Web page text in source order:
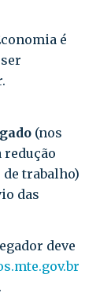
é
(nos
redução
trabalho)
das
deve